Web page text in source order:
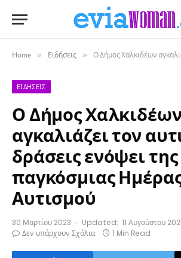
Home » Ειδήσεις » Ο Δήμος Χαλκιδέων αγκαλιάζει τον αυτισμό – Οι
ΕΙΔΉΣΕΙΣ
Ο Δήμος
αγκαλιάζει τον
δράσεις ενόψει της
παγκόσμιας
Αυτισμού
30 Μαρτίου 2023 Updated: 11 Αυγούστου
Δεν υπάρχουν Σχόλια
1 Min Read